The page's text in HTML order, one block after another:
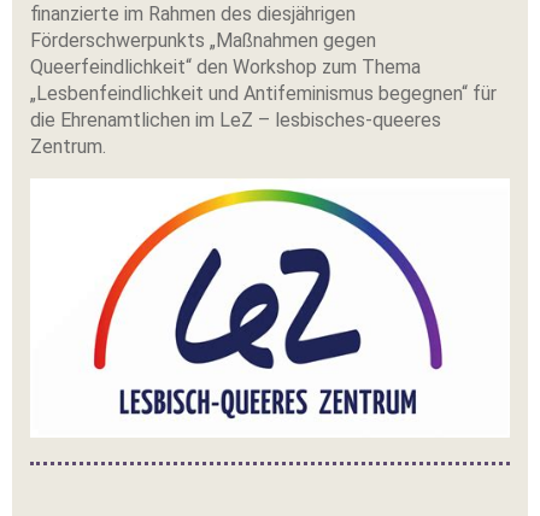
finanzierte im Rahmen des diesjährigen
Förderschwerpunkts „Maßnahmen gegen
Queerfeindlichkeit“ den Workshop zum Thema
„Lesbenfeindlichkeit und Antifeminismus begegnen“ für
die Ehrenamtlichen im LeZ – lesbisches-queeres
Zentrum.